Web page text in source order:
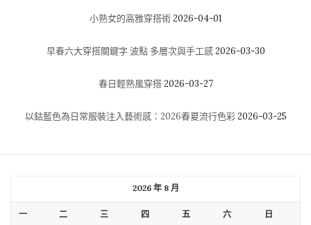
小熟女的高雅穿搭術 2026-04-01
早春六大穿搭關鍵字 波點 多層次與手工感 2026-03-30
春日輕熟風穿搭 2026-03-27
以鈷藍色為日常服裝注入藝術感：2026春夏流行色彩 2026-03-25
2026 年 8 月
一 二 三 四 五 六 日